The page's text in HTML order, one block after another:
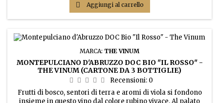
 Aggiungi al carrello
MARCA: THE VINUM
MONTEPULCIANO D'ABRUZZO DOC BIO "IL ROSSO" -
THE VINUM (CARTONE DA 3 BOTTIGLIE)
Recensioni: 0
Frutti di bosco, sentori di terra e aromi di viola si fondono